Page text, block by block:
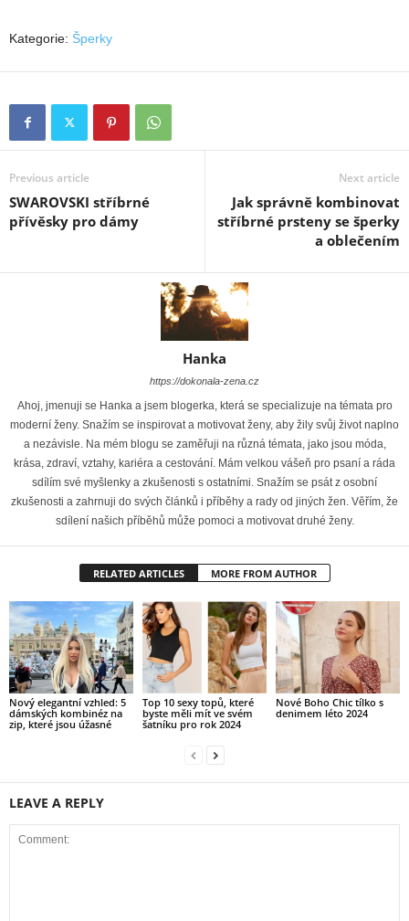
Kategorie: Šperky
Previous article
SWAROVSKI stříbrné
přívěsky pro dámy
Next article
Jak správně kombinovat
stříbrné prsteny se šperky
a oblečením
Hanka
https://dokonala-zena.cz
Ahoj, jmenuji se Hanka a jsem blogerka, která se specializuje na témata pro
moderní ženy. Snažím se inspirovat a motivovat ženy, aby žily svůj život naplno
a nezávisle. Na mém blogu se zaměřuji na různá témata, jako jsou móda,
krása, zdraví, vztahy, kariéra a cestování. Mám velkou vášeň pro psaní a ráda
sdílím své myšlenky a zkušenosti s ostatními. Snažím se psát z osobní
zkušenosti a zahrnuji do svých článků i příběhy a rady od jiných žen. Věřím, že
sdílení našich příběhů může pomoci a motivovat druhé ženy.
RELATED ARTICLES MORE FROM AUTHOR
Nový elegantní vzhled: 5
dámských kombinéz na
zip, které jsou úžasné
Top 10 sexy topů, které
byste měli mít ve svém
šatníku pro rok 2024
Nové Boho Chic tílko s
denimem léto 2024
LEAVE A REPLY